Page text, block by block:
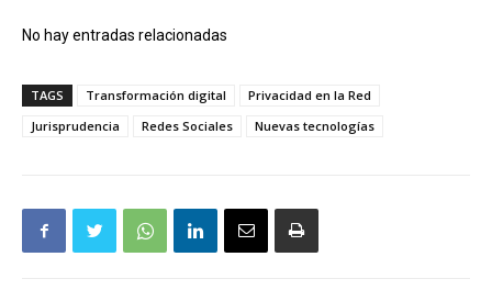
No hay entradas relacionadas
TAGS Transformación digital
Privacidad en la Red
Jurisprudencia
Redes Sociales Nuevas tecnologías